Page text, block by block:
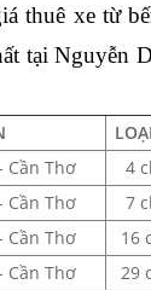
thuê xe từ
tại Nguyễn
Cần Thơ
4
Cần Thơ
7
Cần Thơ
16
Cần Thơ
29